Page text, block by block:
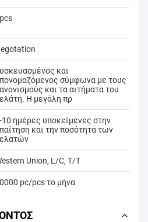
και
σύμφωνα με τους
και τα αιτήματα του
Η μεγάλη πρ
10 ημέρες υποκείμενες στην
και την ποσότητα των
Union, L/C, T/T
pc/pcs το μήνα